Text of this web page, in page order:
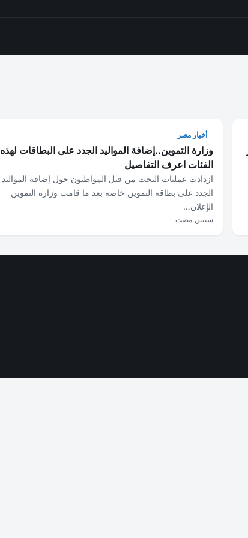
أخبار مصر
وزارة التموين..إضافة المواليد الجدد على البطاقات لهذه
الفئات اعرف التفاصيل
ازدادت عمليات البحث من قبل المواطنون حول إضافة المواليد
الجدد على بطاقة التموين خاصة بعد ما قامت وزارة التموين
الإعلان…
سنتين مضت